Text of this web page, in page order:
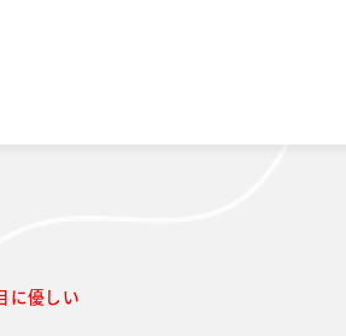
に優しい